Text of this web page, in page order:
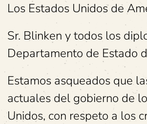
Los Estados Unidos de
Sr. Blinken y todos los
Departamento de Estado
Estamos asqueados que
actuales del gobierno de
Unidos, con respeto a los